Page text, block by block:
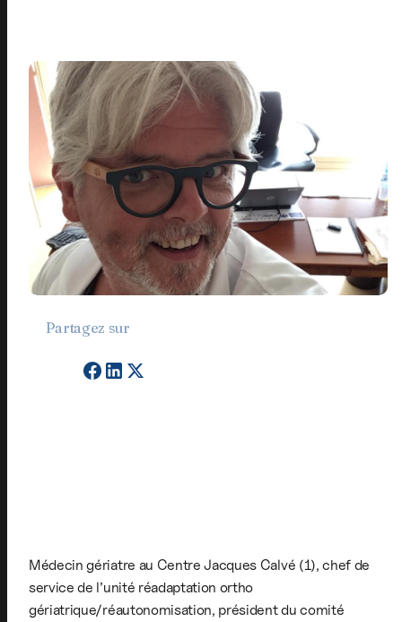
Partagez sur
Médecin gériatre au Centre Jacques Calvé (1), chef de
service de l’unité réadaptation ortho
gériatrique/réautonomisation, président du comité